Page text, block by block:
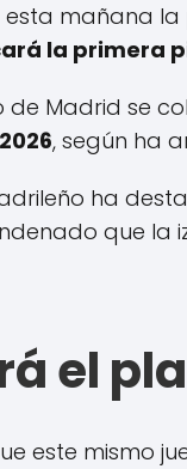
mañana
la primera
de Madrid se
, según ha
ha
que
el
este mismo